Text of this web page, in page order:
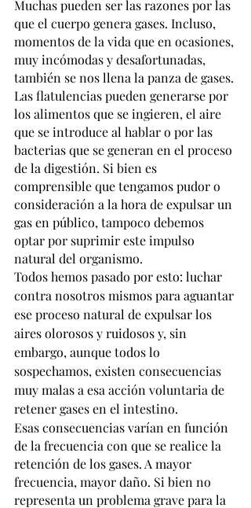
Muchas pueden ser las razones por las
que el cuerpo genera gases. Incluso,
momentos de la vida que en ocasiones,
muy incómodas y desafortunadas,
también se nos llena la panza de gases.
Las flatulencias pueden generarse por
los alimentos que se ingieren, el aire
que se introduce al hablar o por las
bacterias que se generan en el proceso
de la digestión. Si bien es
comprensible que tengamos pudor o
consideración a la hora de expulsar un
gas en público, tampoco debemos
optar por suprimir este impulso
natural del organismo.
Todos hemos pasado por esto: luchar
contra nosotros mismos para aguantar
ese proceso natural de expulsar los
aires olorosos y ruidosos y, sin
embargo, aunque todos lo
sospechamos, existen consecuencias
muy malas a esa acción voluntaria de
retener gases en el intestino.
Esas consecuencias varían en función
de la frecuencia con que se realice la
retención de los gases. A mayor
frecuencia, mayor daño. Si bien no
representa un problema grave para la